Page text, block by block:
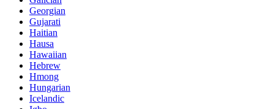
Georgian
Gujarati
Haitian
Hausa
Hawaiian
Hebrew
Hmong
Hungarian
Icelandic